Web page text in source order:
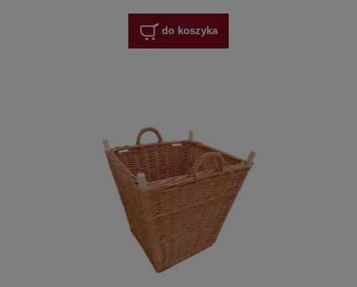
do koszyka